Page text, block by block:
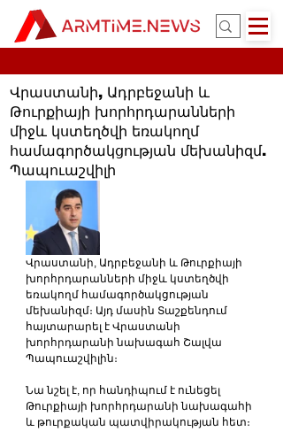
Վրաստանի, Ադրբեջանի և
Թուրքիայի խորհրդարանների
միջև կստեղծվի եռակողմ
համագործակցության մեխանիզմ.
Պապուաշվիլի
Վրաստանի, Ադրբեջանի և Թուրքիայի
խորհրդարանների միջև կստեղծվի
եռակողմ համագործակցության
մեխանիզմ։ Այդ մասին Տաշքենդում
հայտարարել է Վրաստանի
խորհրդարանի նախագահ Շալվա
Պապուաշվիլին։
Նա նշել է, որ հանդիպում է ունեցել
Թուրքիայի խորհրդարանի նախագահի
և թուրքական պատվիրակության հետ։